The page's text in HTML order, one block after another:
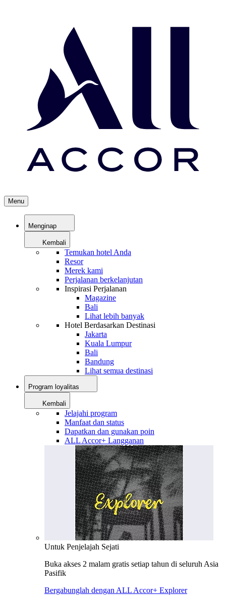
Menu
Menginap
Kembali
Temukan hotel Anda
Resor
Merek kami
Perjalanan berkelanjutan
Inspirasi Perjalanan
Magazine
Bali
Lihat lebih banyak
Hotel Berdasarkan Destinasi
Jakarta
Kuala Lumpur
Bali
Bandung
Lihat semua destinasi
Program loyalitas
Kembali
Jelajahi program
Manfaat dan status
Dapatkan dan gunakan poin
ALL Accor+ Langganan
Untuk Penjelajah Sejati
Buka akses 2 malam gratis setiap tahun di seluruh Asia
Pasifik
Bergabunglah dengan ALL Accor+ Explorer